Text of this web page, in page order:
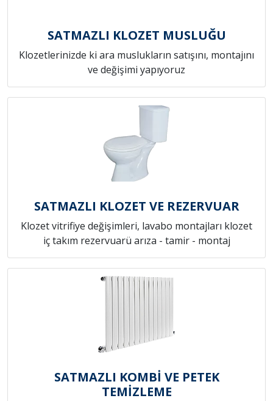
SATMAZLI KLOZET MUSLUĞU
Klozetlerinizde ki ara muslukların satışını, montajını
ve değişimi yapıyoruz
SATMAZLI KLOZET VE REZERVUAR
Klozet vitrifiye değişimleri, lavabo montajları klozet
iç takım rezervuarü arıza - tamir - montaj
SATMAZLI KOMBİ VE PETEK
TEMİZLEME